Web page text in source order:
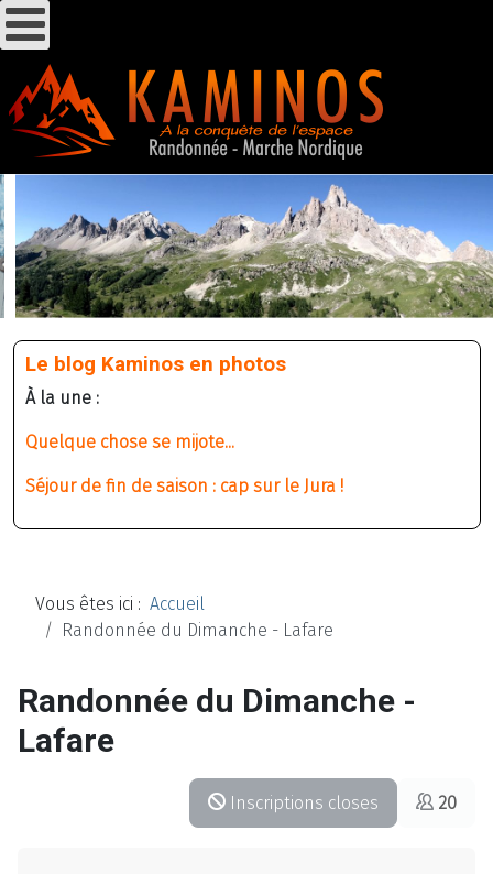
Le blog Kaminos en photos
À la une :
Quelque chose se mijote...
Séjour de fin de saison : cap sur le Jura !
Vous êtes ici : Accueil
Randonnée du Dimanche - Lafare
Randonnée du Dimanche -
Lafare
Inscriptions closes 20